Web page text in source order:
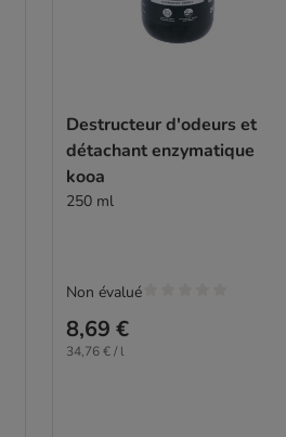
Destructeur d'odeurs et
détachant enzymatique
kooa
250 ml
8,69 €
34,76 € / l
Non évalué